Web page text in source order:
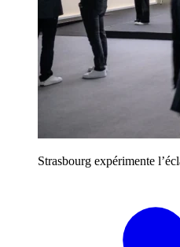
Strasbourg expérimente